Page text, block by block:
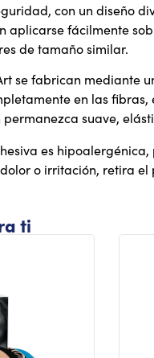
con un diseño
aplicarse fácilmente
de tamaño similar.
se fabrican mediante
en las
suave,
es
o irritación, retira
ti